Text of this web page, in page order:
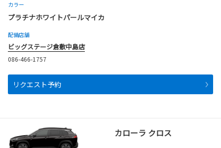
カラー
プラチナホワイトパールマイカ
配備店舗
ビッグステージ倉敷中島店
086-466-1757
リクエスト予約
カローラ クロス